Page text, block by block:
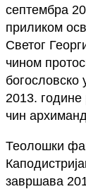
септембра
приликом
Светог
чином
2013. године
чин
Теолошки
завршава